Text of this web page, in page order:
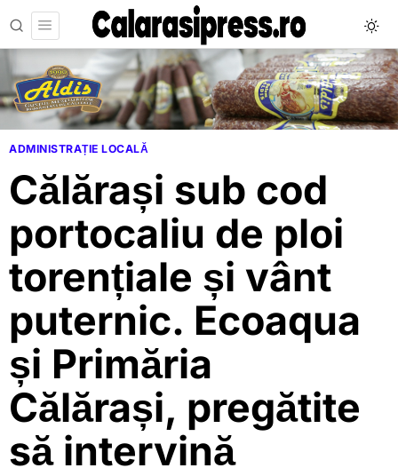
ADMINISTRAȚIE LOCALĂ
Călărași sub cod
portocaliu de ploi
torențiale și vânt
puternic. Ecoaqua
și Primăria
Călărași, pregătite
să intervină